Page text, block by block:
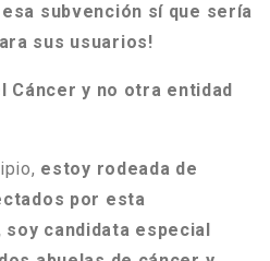
subvención sí que sería
sus usuarios!
Cáncer y no otra entidad
estoy rodeada de
por esta
candidata especial